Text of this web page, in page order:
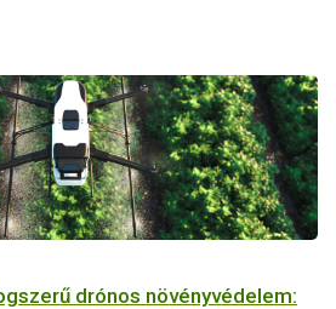
az alábbi feltételek szerint.
drónos növényvédelem: